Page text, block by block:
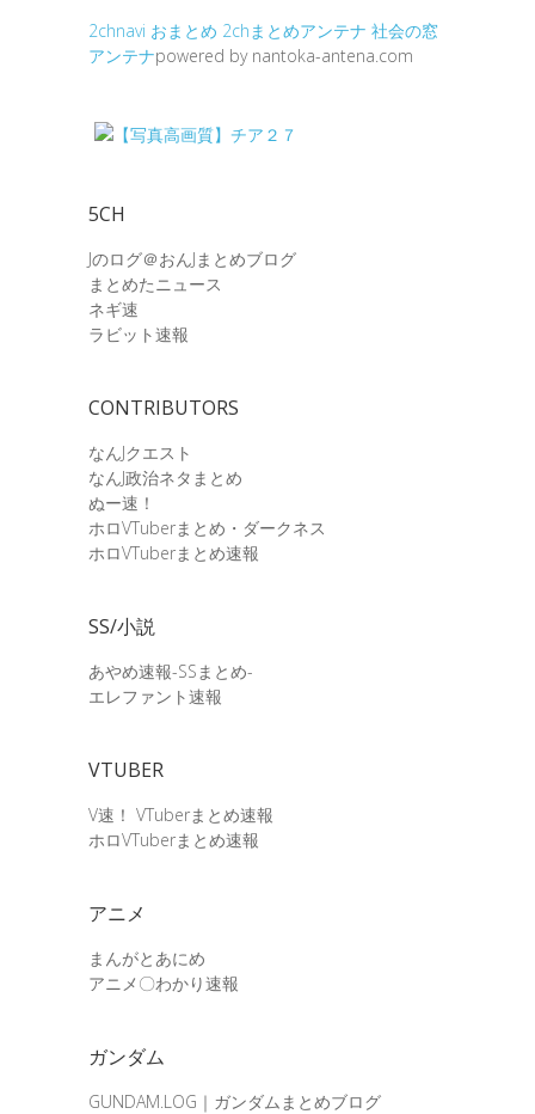
2chnavi おまとめ 2chまとめアンテナ 社会の窓
アンテナpowered by nantoka-antena.com
5CH
Jのログ＠おんJまとめブログ
まとめたニュース
ネギ速
ラビット速報
CONTRIBUTORS
なんJクエスト
なんJ政治ネタまとめ
ぬー速！
ホロVTuberまとめ・ダークネス
ホロVTuberまとめ速報
SS/小説
あやめ速報-SSまとめ-
エレファント速報
VTUBER
V速！ VTuberまとめ速報
ホロVTuberまとめ速報
アニメ
まんがとあにめ
アニメ〇わかり速報
ガンダム
GUNDAM.LOG｜ガンダムまとめブログ